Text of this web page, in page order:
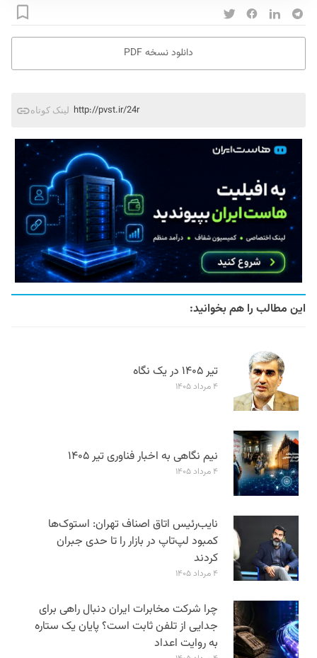
دانلود نسخه PDF
لینک کوتاه http://pvst.ir/24r
این مطالب را هم بخوانید:
تیر ۱۴۰۵ در یک نگاه
۴ مرداد ۱۴۰۵
نیم نگاهی به اخبار فناوری تیر ۱۴۰۵
۴ مرداد ۱۴۰۵
نایب‌رئیس اتاق اصناف تهران: استوک‌ها
کمبود لپ‌تاپ در بازار را تا حدی جبران
کردند
۴ مرداد ۱۴۰۵
چرا شرکت مخابرات ایران دنبال راهی برای
جدایی از تلفن ثابت است؟ پایان یک ستاره
به روایت اعداد